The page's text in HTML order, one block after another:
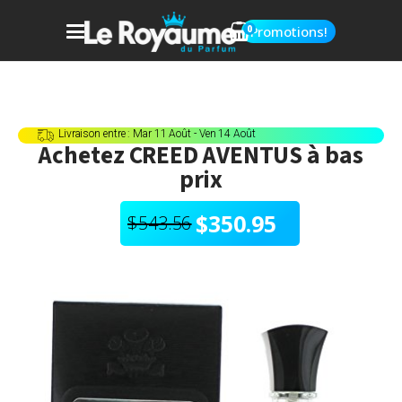
0Promotions!
Livraison entre : Mar 11 Août - Ven 14 Août
AchetezCREED AVENTUSà bas
prix
$543.56
Le
initial
était :
$350.95
Le
actuel
est :